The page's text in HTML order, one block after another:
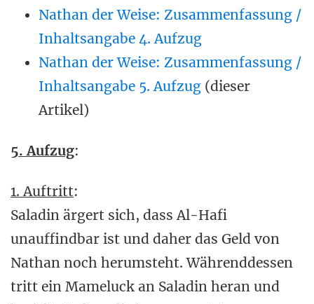
Nathan der Weise: Zusammenfassung /
Inhaltsangabe 4. Aufzug
Nathan der Weise: Zusammenfassung /
Inhaltsangabe 5. Aufzug (dieser
Artikel)
5. Aufzug:
1. Auftritt:
Saladin ärgert sich, dass Al-Hafi
unauffindbar ist und daher das Geld von
Nathan noch herumsteht. Währenddessen
tritt ein Mameluck an Saladin heran und